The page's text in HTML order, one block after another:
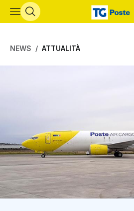
Vai al contenuto principale
NEWS ATTUALITÀ